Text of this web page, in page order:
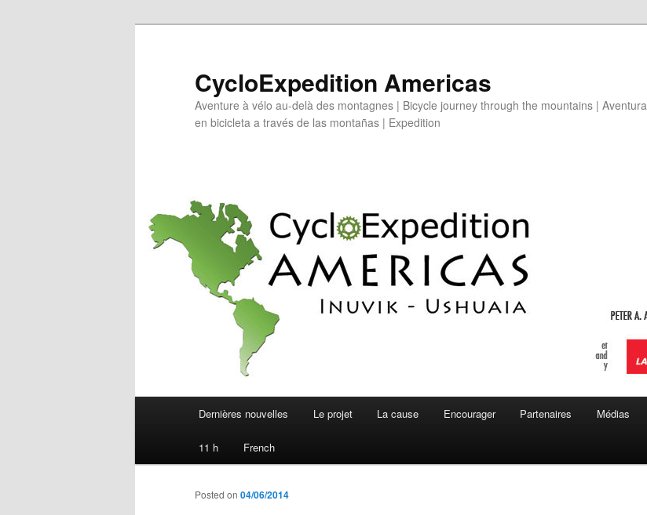
CycloExpedition Americas
Aventure à vélo au-delà des montagnes | Bicycle journey through the mountains | Aventura
en bicicleta a través de las montañas | Expedition
Dernières nouvelles Le projet La cause Encourager Partenaires Médias
11 h French
Posted on 04/06/2014